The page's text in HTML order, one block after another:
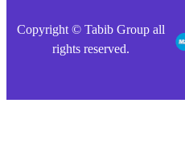
Copyright © Tabib Group all
rights reserved.